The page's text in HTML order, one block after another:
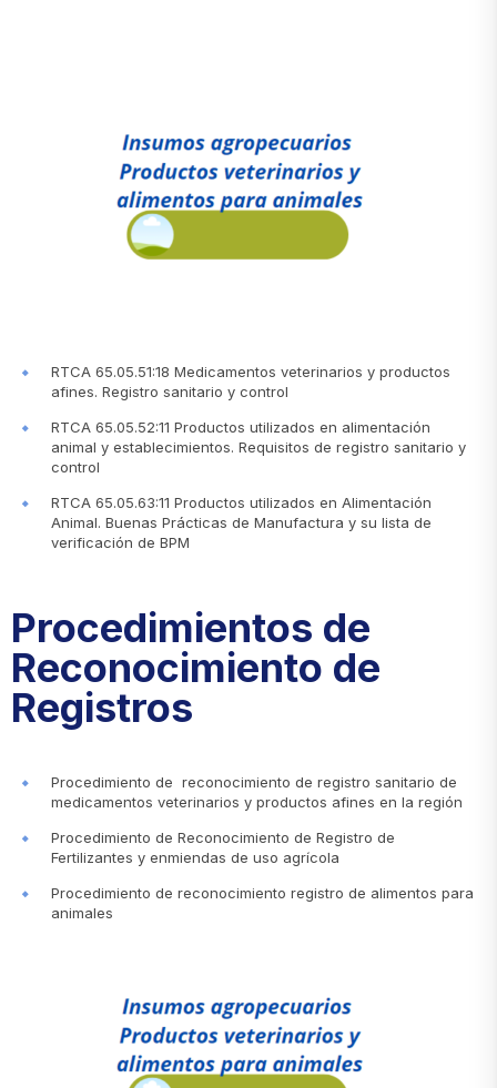
RTCA 65.05.51:18 Medicamentos veterinarios y productos
afines. Registro sanitario y control
RTCA 65.05.52:11 Productos utilizados en alimentación
animal y establecimientos. Requisitos de registro sanitario y
control
RTCA 65.05.63:11 Productos utilizados en Alimentación
Animal. Buenas Prácticas de Manufactura y su lista de
verificación de BPM
Procedimientos de
Reconocimiento de
Registros
Procedimiento de reconocimiento de registro sanitario de
medicamentos veterinarios y productos afines en la región
Procedimiento de Reconocimiento de Registro de
Fertilizantes y enmiendas de uso agrícola
Procedimiento de reconocimiento registro de alimentos para
animales